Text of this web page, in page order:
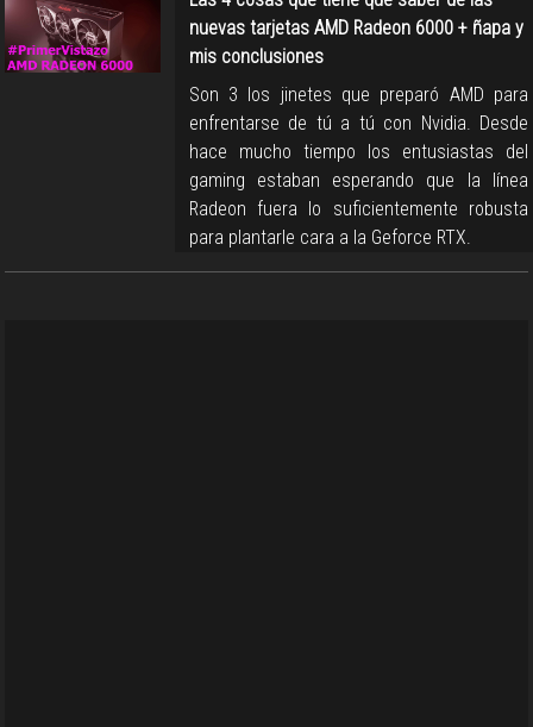
nuevas tarjetas AMD Radeon 6000 + ñapa y
mis conclusiones
Son 3 los jinetes que preparó AMD para
enfrentarse de tú a tú con Nvidia. Desde
hace mucho tiempo los entusiastas del
gaming estaban esperando que la línea
Radeon fuera lo suficientemente robusta
para plantarle cara a la Geforce RTX.